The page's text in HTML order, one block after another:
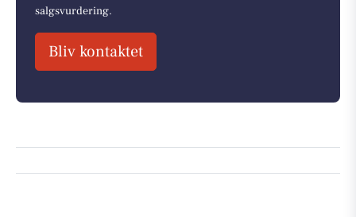
salgsvurdering.
Bliv kontaktet